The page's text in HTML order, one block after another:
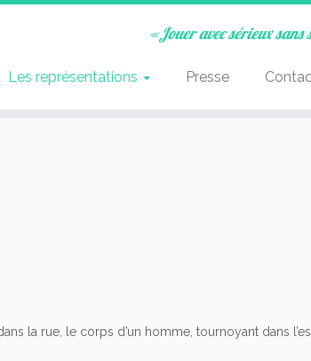
«Jouer avec sérieux sans
Les représentations Presse
la rue, le corps d’un homme, tournoyant dans